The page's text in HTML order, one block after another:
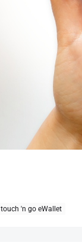
touch 'n go eWallet